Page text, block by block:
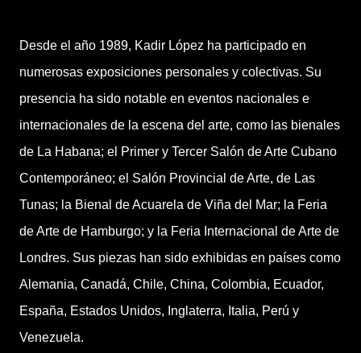
Desde el año 1989, Kadir López ha participado en
numerosas exposiciones personales y colectivas. Su
presencia ha sido notable en eventos nacionales e
internacionales de la escena del arte, como las bienales
de La Habana; el Primer y Tercer Salón de Arte Cubano
Contemporáneo; el Salón Provincial de Arte, de Las
Tunas; la Bienal de Acuarela de Viña del Mar; la Feria
de Arte de Hamburgo; y la Feria Internacional de Arte de
Londres. Sus piezas han sido exhibidas en países como
Alemania, Canadá, Chile, China, Colombia, Ecuador,
España, Estados Unidos, Inglaterra, Italia, Perú y
Venezuela.